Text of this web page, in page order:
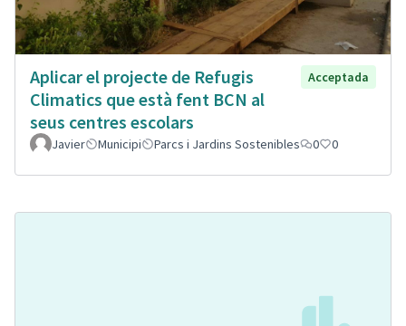
Aplicar el projecte de Refugis
Climatics que està fent BCN al
seus centres escolars
Acceptada
Javier Municipi Parcs i Jardins Sostenibles 0 0